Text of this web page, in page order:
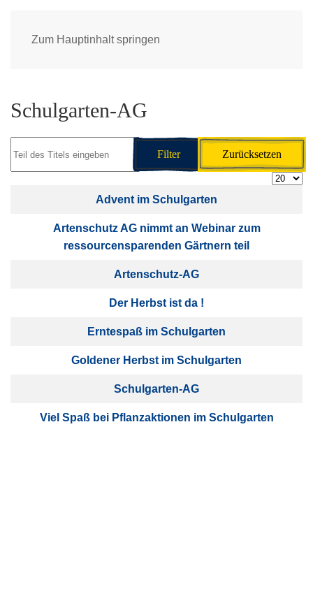
Zum Hauptinhalt springen
Schulgarten-AG
Filter Zurücksetzen
Advent im Schulgarten
Artenschutz AG nimmt an Webinar zum
ressourcensparenden Gärtnern teil
Artenschutz-AG
Der Herbst ist da !
Erntespaß im Schulgarten
Goldener Herbst im Schulgarten
Schulgarten-AG
Viel Spaß bei Pflanzaktionen im Schulgarten